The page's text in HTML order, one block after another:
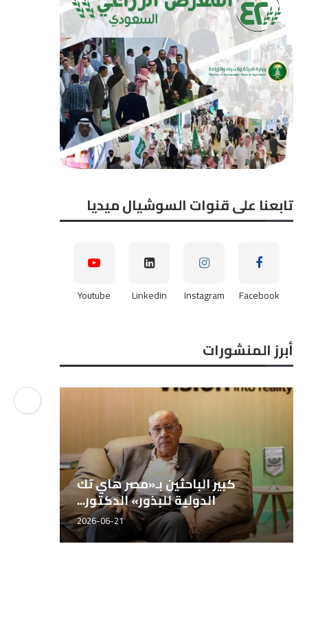
تابعنا على قنوات السوشيال ميديا
Facebook
Instagram
Linkedin
Youtube
أبرز المنشورات
المهندس محمد سراج، مدير إدارة
المصانع بشركة مصر...
2026-06-21